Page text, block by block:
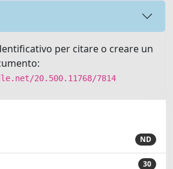
per citare o creare un
20.500.11768/7814
ND
30